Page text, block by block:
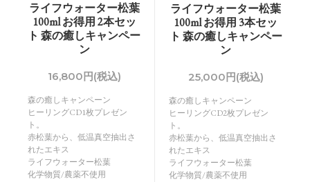
ライフウォーター松葉
100ml お得用 2本セッ
ト 森の癒しキャンペー
ン
16,800円(税込)
森の癒しキャンペーン
ヒーリングCD1枚プレゼン
ト。
赤松葉から、低温真空抽出さ
れたエキス
ライフウォーター松葉
化学物質/農薬不使用
ライフウォーター松葉
100ml お得用 3本セッ
ト 森の癒しキャンペー
ン
25,000円(税込)
森の癒しキャンペーン
ヒーリングCD2枚プレゼン
ト。
赤松葉から、低温真空抽出さ
れたエキス
ライフウォーター松葉
化学物質/農薬不使用